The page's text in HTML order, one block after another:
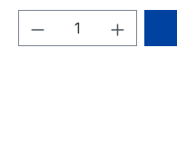
Produkt